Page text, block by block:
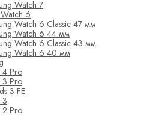
Watch 7
6
Watch 6 Classic 47 мм
Watch 6 44 мм
Watch 6 Classic 43 мм
Watch 6 40 мм
4 Pro
3 Pro
3 FE
3
2 Pro